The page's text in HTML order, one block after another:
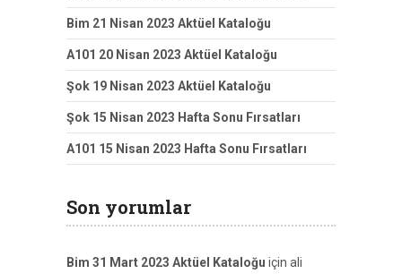
Bim 21 Nisan 2023 Aktüel Kataloğu
A101 20 Nisan 2023 Aktüel Kataloğu
Şok 19 Nisan 2023 Aktüel Kataloğu
Şok 15 Nisan 2023 Hafta Sonu Fırsatları
A101 15 Nisan 2023 Hafta Sonu Fırsatları
Son yorumlar
Bim 31 Mart 2023 Aktüel Kataloğu için ali